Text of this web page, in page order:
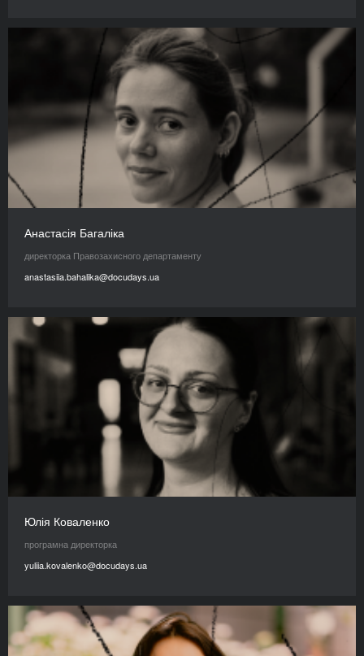
Анастасія Багаліка
директорка Правозахисного департаменту
anastasiia.bahalika@docudays.ua
Юлія Коваленко
програмна директорка
yuliia.kovalenko@docudays.ua